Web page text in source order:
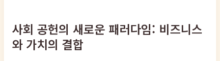
사회 공헌의 새로운 패러다임: 비즈니스
와 가치의 결합